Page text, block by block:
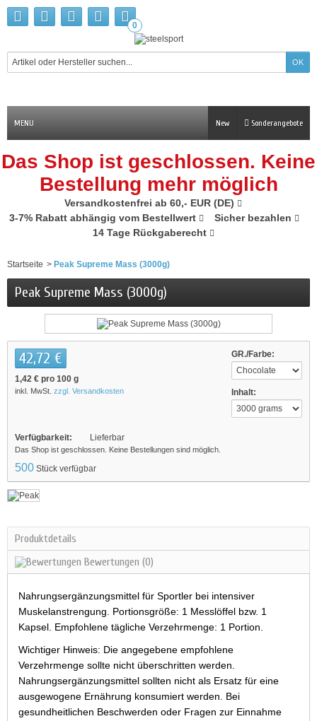
0
MENU Sonderangebote
New
Das Shop ist geschlossen. Keine
Bestellung mehr möglich
Versandkostenfrei ab 60,- EUR (DE)
3-7% Rabatt abhängig vom Bestellwert
Sicher bezahlen
14 Tage Rückgaberecht
Startseite > Peak Supreme Mass (3000g)
Peak Supreme Mass (3000g)
GR./Farbe:
Inhalt:
42,72 €
1,42 € pro 100 g
inkl. MwSt. zzgl. Versandkosten
Verfügbarkeit: Lieferbar
Das Shop ist geschlossen. Keine Bestellungen sind möglich.
500 Stück verfügbar
Produktdetails
Bewertungen (0)
Nahrungsergänzungsmittel für Sportler bei intensiver
Muskelanstrengung. Portionsgröße: 1 Messlöffel bzw. 1
Kapsel. Empfohlene tägliche Verzehrmenge: 1 Portion.
Wichtiger Hinweis: Die angegebene empfohlene
Verzehrmenge sollte nicht überschritten werden.
Nahrungsergänzungsmittel sollten nicht als Ersatz für eine
ausgewogene Ernährung konsumiert werden. Bei
gesundheitlichen Beschwerden oder Fragen zur Einnahme